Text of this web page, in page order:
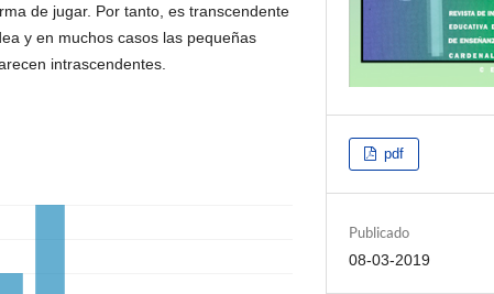
de jugar. Por tanto, es transcendente
y en muchos casos las pequeñas
intrascendentes.
pdf
Publicado
08-03-2019